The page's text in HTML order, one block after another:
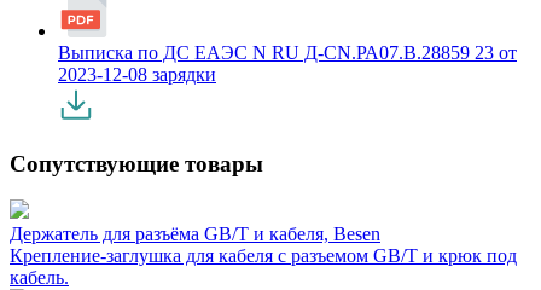
Выписка по ДС ЕАЭС N RU Д-CN.РА07.В.28859 23 от
2023-12-08 зарядки
Сопутствующие товары
Держатель для разъёма GB/T и кабеля, Besen
Крепление-заглушка для кабеля с разъемом GB/T и крюк под
кабель.